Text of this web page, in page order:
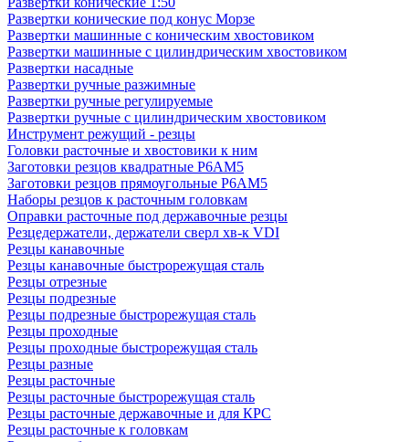
Развертки конические под конус Морзе
Развертки машинные с коническим хвостовиком
Развертки машинные с цилиндрическим хвостовиком
Развертки насадные
Развертки ручные разжимные
Развертки ручные регулируемые
Развертки ручные с цилиндрическим хвостовиком
Инструмент режущий - резцы
Головки расточные и хвостовики к ним
Заготовки резцов квадратные Р6АМ5
Заготовки резцов прямоугольные Р6АМ5
Наборы резцов к расточным головкам
Оправки расточные под державочные резцы
Резцедержатели, держатели сверл хв-к VDI
Резцы канавочные
Резцы канавочные быстрорежущая сталь
Резцы отрезные
Резцы подрезные
Резцы подрезные быстрорежущая сталь
Резцы проходные
Резцы проходные быстрорежущая сталь
Резцы разные
Резцы расточные
Резцы расточные быстрорежущая сталь
Резцы расточные державочные и для КРС
Резцы расточные к головкам